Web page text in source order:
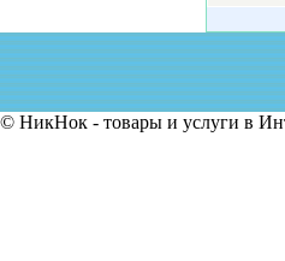
© НикНок - товары и услуги в